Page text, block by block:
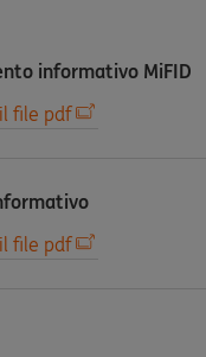
informativo MiFID
file pdf
file pdf